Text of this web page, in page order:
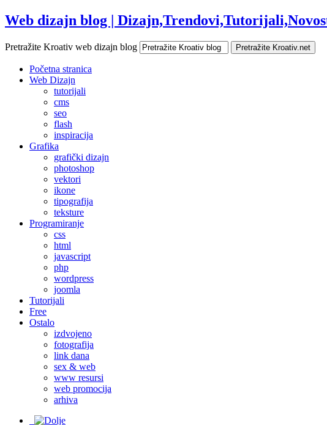
Web dizajn blog |
Pretražite Kroativ web dizajn blog
Početna stranica
Web Dizajn
tutorijali
cms
seo
flash
inspiracija
Grafika
grafički dizajn
photoshop
vektori
ikone
tipografija
teksture
Programiranje
css
html
javascript
php
wordpress
joomla
Tutorijali
Free
Ostalo
izdvojeno
fotografija
link dana
sex & web
www resursi
web promocija
arhiva